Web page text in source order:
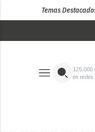
Temas
125,000
en redes